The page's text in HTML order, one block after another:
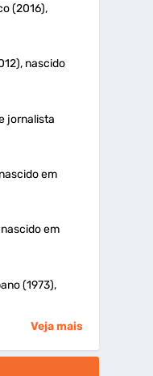
(2016),
nascido
jornalista
em
em
(1973),
Veja mais